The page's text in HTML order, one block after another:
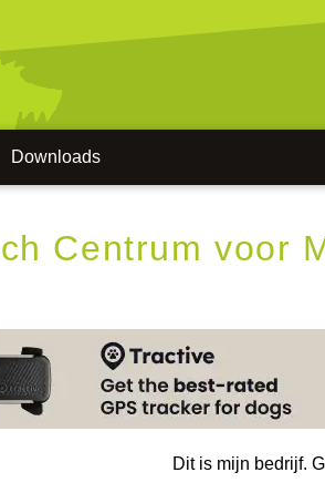
Downloads
Centrum voor
Dit is mijn bedrijf.